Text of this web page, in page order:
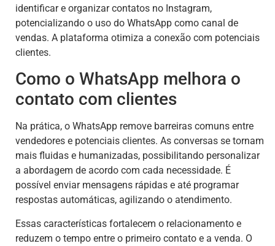
identificar e organizar contatos no Instagram,
potencializando o uso do WhatsApp como canal de
vendas. A plataforma otimiza a conexão com potenciais
clientes.
Como o WhatsApp melhora o
contato com clientes
Na prática, o WhatsApp remove barreiras comuns entre
vendedores e potenciais clientes. As conversas se tornam
mais fluidas e humanizadas, possibilitando personalizar
a abordagem de acordo com cada necessidade. É
possível enviar mensagens rápidas e até programar
respostas automáticas, agilizando o atendimento.
Essas características fortalecem o relacionamento e
reduzem o tempo entre o primeiro contato e a venda. O